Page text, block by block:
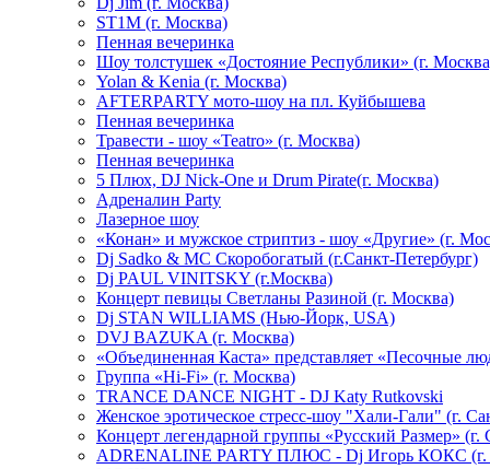
ST1M (г. Москва)
Пенная вечеринка
Шоу толстушек «Достояние Республики» (г.
Yolan & Kenia (г. Москва)
AFTERPARTY мото-шоу на пл. Куйбышева
Пенная вечеринка
Травести - шоу «Teatro» (г. Москва)
Пенная вечеринка
5 Плюх, DJ Nick-One и Drum Pirate(г. Москва)
Адреналин Party
Лазерное шоу
«Конан» и мужское стриптиз - шоу «Другие» (г.
Dj Sadko & МС Скоробогатый (г.Санкт-Петербург)
Dj PAUL VINITSKY (г.Москва)
Концерт певицы Светланы Разиной (г. Москва)
Dj STAN WILLIAMS (Нью-Йорк, USA)
DVJ BAZUKA (г. Москва)
«Объединенная Каста» представляет «Песочные
Группа «Hi-Fi» (г. Москва)
TRANCE DANCE NIGHT - DJ Katy Rutkovski
Женское эротическое стресс-шоу "Хали-Гали" (г.
Концерт легендарной группы «Русский Размер» (г.
ADRENALINE PARTY ПЛЮС - Dj Игорь КОКС (г.